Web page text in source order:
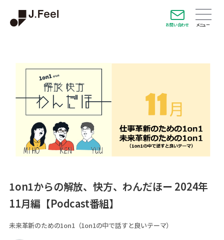
お問い合わせ
1on1からの解放、快方、わんだほー 2024年
11月編【Podcast番組】
未来革新のための1on1（1on1の中で話すと良いテーマ）